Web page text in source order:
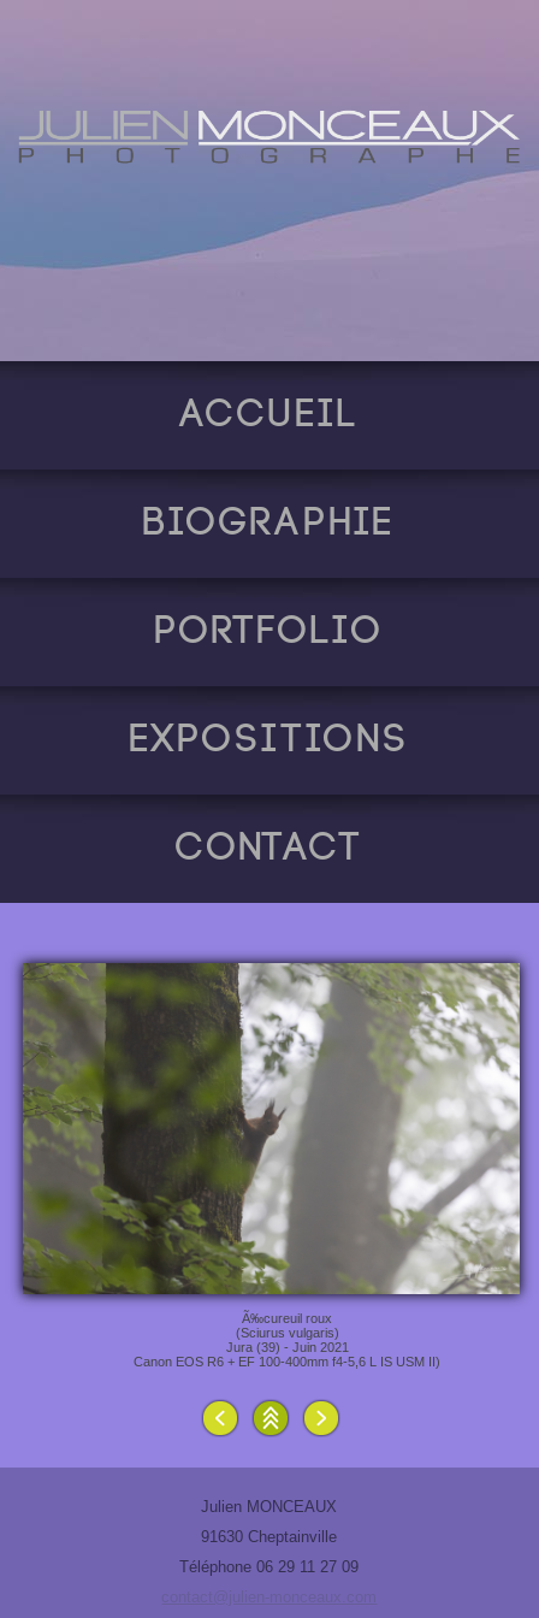
Accueil
Biographie
Portfolio
Expositions
Contact
Ã‰cureuil roux
(Sciurus vulgaris)
Jura (39) - Juin 2021
Canon EOS R6 + EF 100-400mm f4-5,6 L IS USM II)
Julien MONCEAUX
91630 Cheptainville
Téléphone 06 29 11 27 09
contact@julien-monceaux.com